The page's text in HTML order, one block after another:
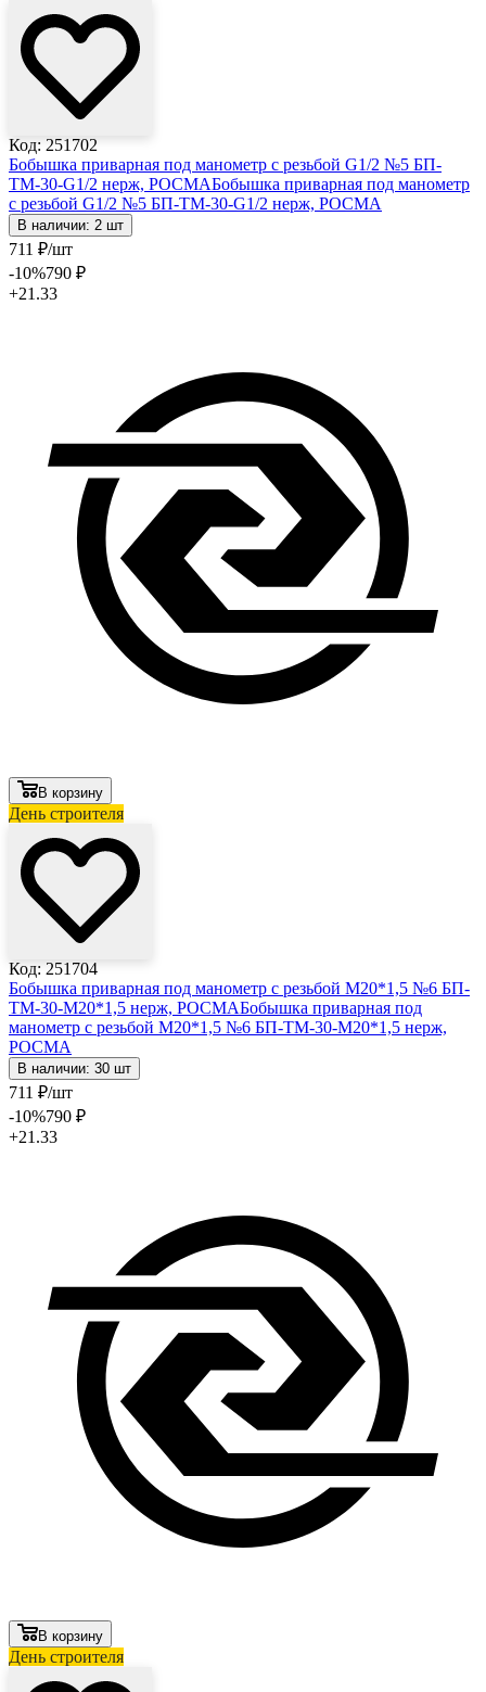
Код: 251702
Бобышка приварная под манометр с резьбой G1/2 №5 БП-
ТМ-30-G1/2 нерж, РОСМАБобышка приварная под манометр
с резьбой G1/2 №5 БП-ТМ-30-G1/2 нерж, РОСМА
В наличии: 2 шт
711 ₽/шт
-10%790 ₽
+21.33
В корзину
День строителя
Код: 251704
Бобышка приварная под манометр с резьбой М20*1,5 №6 БП-
ТМ-30-М20*1,5 нерж, РОСМАБобышка приварная под
манометр с резьбой М20*1,5 №6 БП-ТМ-30-М20*1,5 нерж,
РОСМА
В наличии: 30 шт
711 ₽/шт
-10%790 ₽
+21.33
В корзину
День строителя